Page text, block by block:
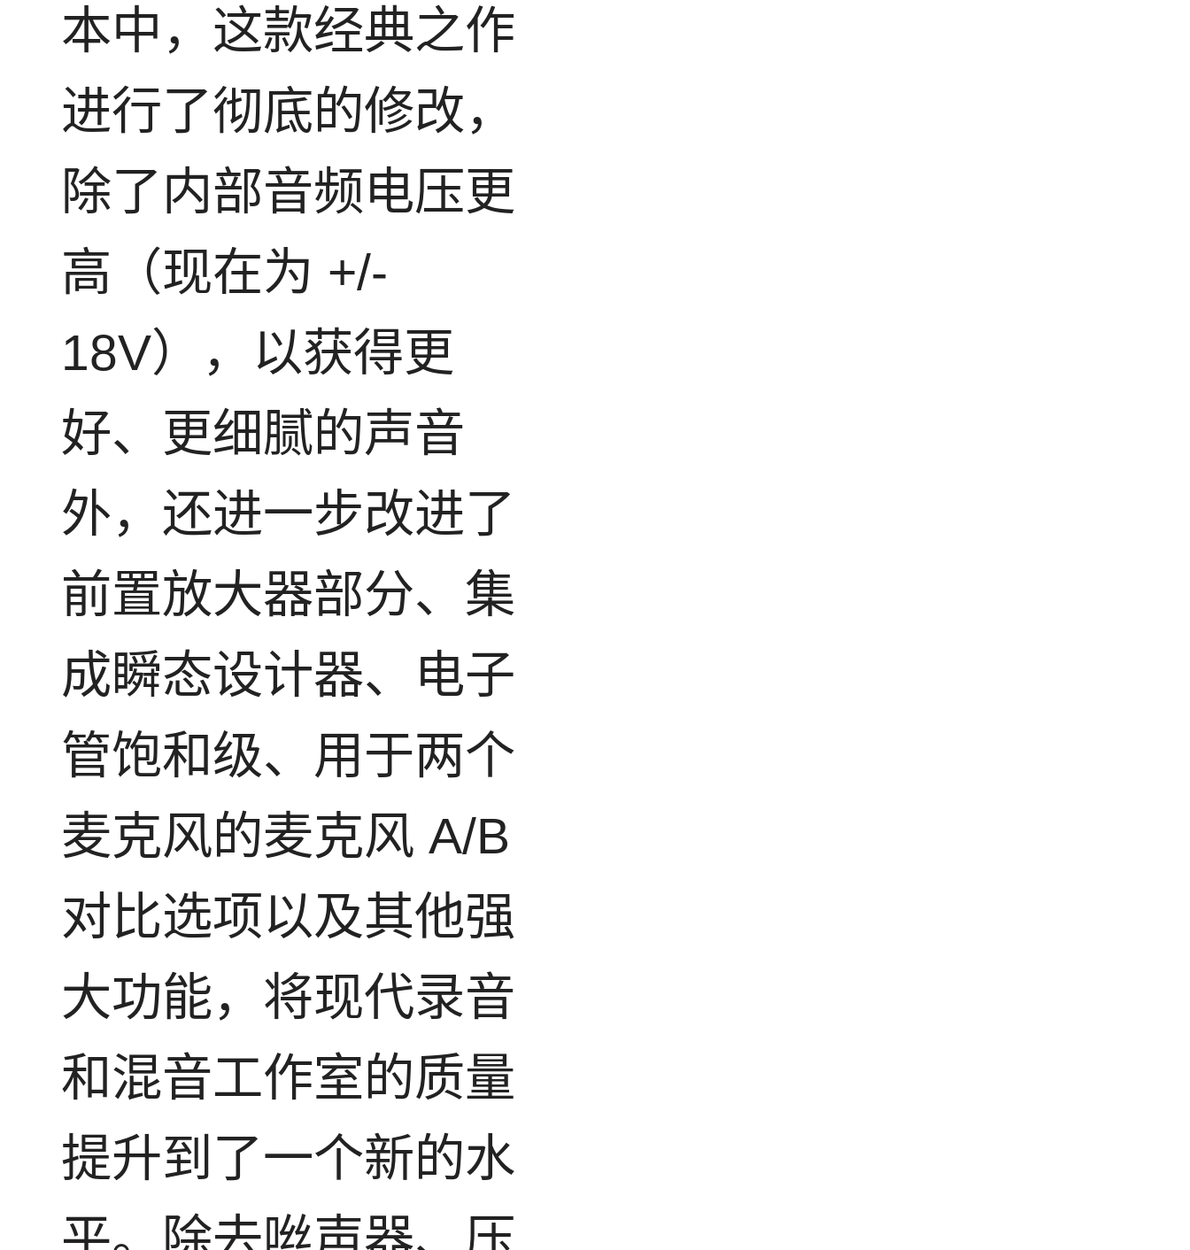
本中，这款经典之作
进行了彻底的修改，
除了内部音频电压更
高（现在为 +/-
18V），以获得更
好、更细腻的声音
外，还进一步改进了
前置放大器部分、集
成瞬态设计器、电子
管饱和级、用于两个
麦克风的麦克风 A/B
对比选项以及其他强
大功能，将现代录音
和混音工作室的质量
提升到了一个新的水
平。除去咝声器、压